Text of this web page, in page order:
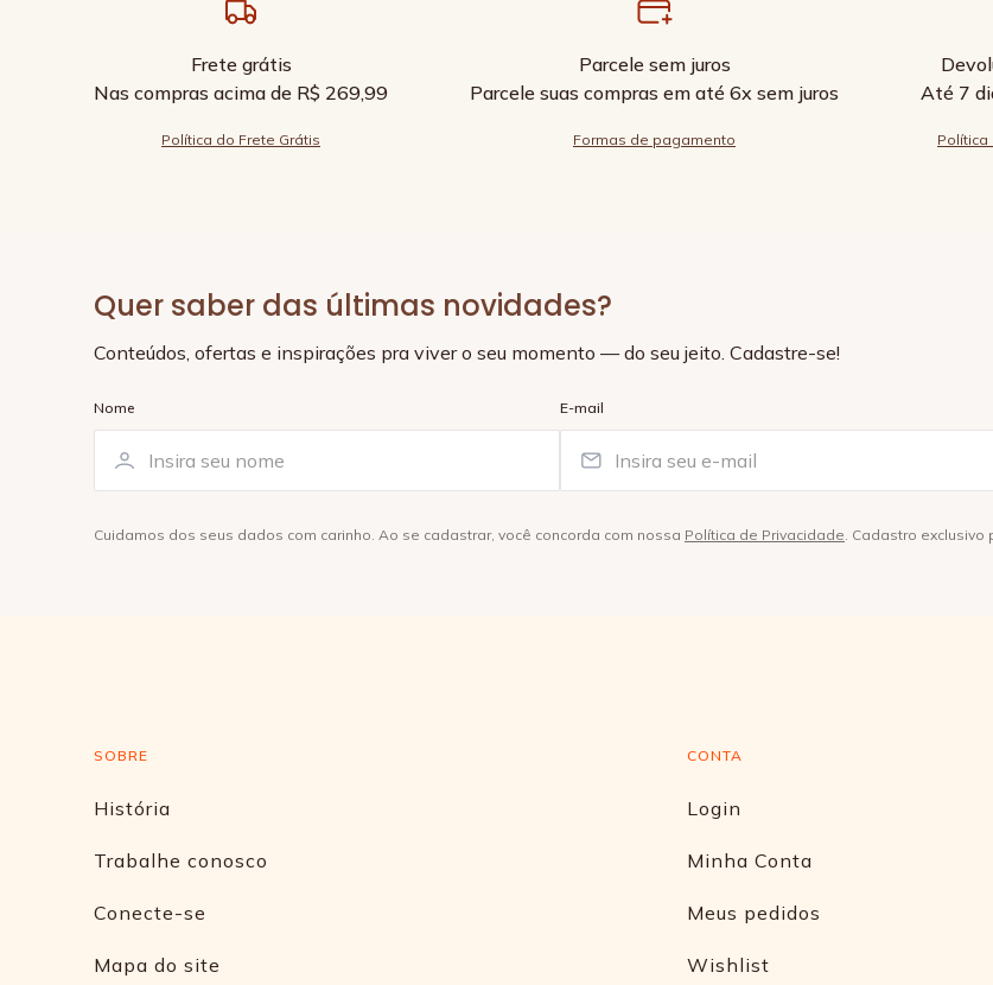
Frete grátis
Nas compras acima de R$ 269,99
Política do Frete Grátis
Parcele sem juros
Parcele suas compras em até 6x sem juros
Formas de pagamento
Até 7
Política
Quer saber das últimas novidades?
Conteúdos, ofertas e inspirações pra viver o seu momento — do seu jeito. Cadastre-se!
Nome E-mail
Cuidamos dos seus dados com carinho. Ao se cadastrar, você concorda com nossa Política de Privacidade. Cadastro exclusivo
SOBRE
História
Trabalhe conosco
Conecte-se
Mapa do site
CONTA
Login
Minha Conta
Meus pedidos
Wishlist